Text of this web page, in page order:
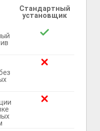
Стандартный
установщик